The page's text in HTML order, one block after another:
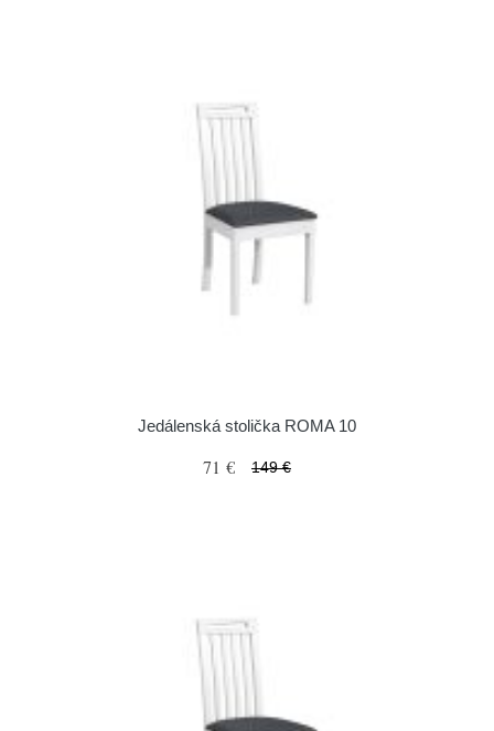
Jedálenská stolička ROMA 10
71 € 149 €